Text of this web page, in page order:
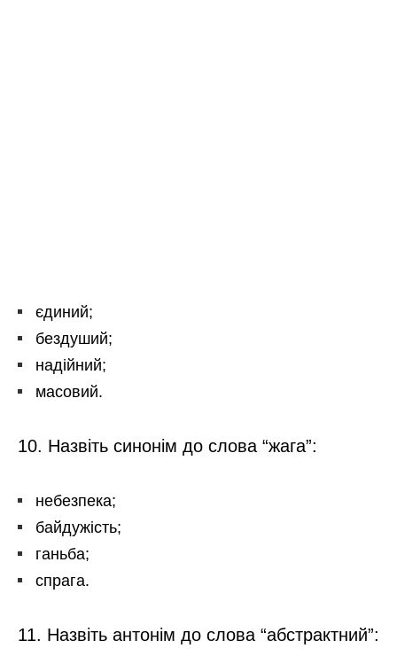
єдиний;
бездуший;
надійний;
масовий.
10. Назвіть синонім до слова “жага”:
небезпека;
байдужість;
ганьба;
спрага.
11. Назвіть антонім до слова “абстрактний”: